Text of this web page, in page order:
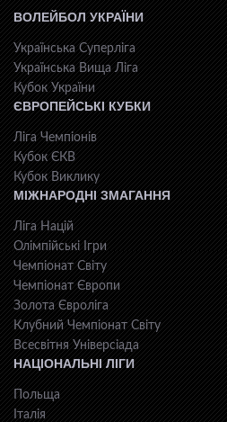
ВОЛЕЙБОЛ УКРАЇНИ
Українська Суперліга
Українська Вища Ліга
Кубок України
ЄВРОПЕЙСЬКІ КУБКИ
Ліга Чемпіонів
Кубок ЄКВ
Кубок Виклику
МІЖНАРОДНІ ЗМАГАННЯ
Ліга Націй
Олімпійські Ігри
Чемпіонат Світу
Чемпіонат Європи
Золота Євроліга
Клубний Чемпіонат Світу
Всесвiтня Унiверсiaда
НАЦІОНАЛЬНІ ЛІГИ
Польща
Італія